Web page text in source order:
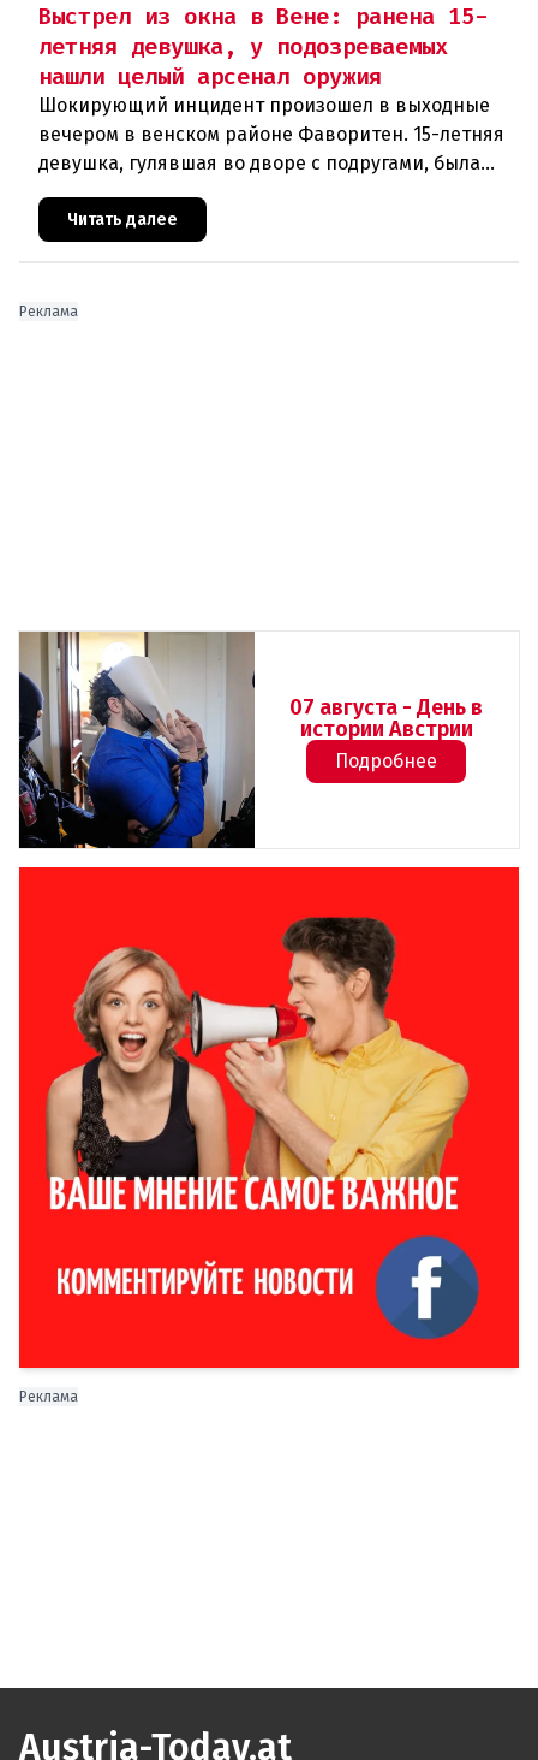
Выстрел из окна в Вене: ранена 15-
летняя девушка, у подозреваемых
нашли целый арсенал оружия
Шокирующий инцидент произошел в выходные
вечером в венском районе Фаворитен. 15-летняя
девушка, гулявшая во дворе с подругами, была
ранена выстрелом из пневматического оружия.
Полиция задержала двух п
Читать далее
Реклама
07 августа - День в
истории Австрии
Подробнее
Реклама
Austria-Today.at